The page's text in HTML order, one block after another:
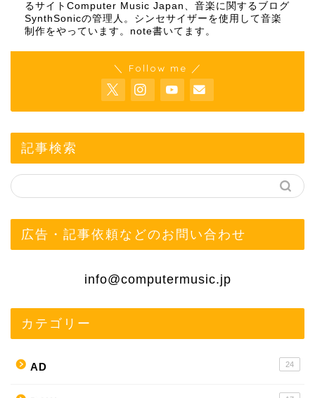
るサイトComputer Music Japan、音楽に関するブログ
SynthSonicの管理人。シンセサイザーを使用して音楽
制作をやっています。 note書いてます。
＼ Follow me ／
記事検索
広告・記事依頼などのお問い合わせ
info@computermusic.jp
カテゴリー
AD 24